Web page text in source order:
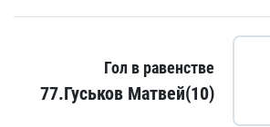
Гол в равенстве
77.Гуськов Матвей(10)